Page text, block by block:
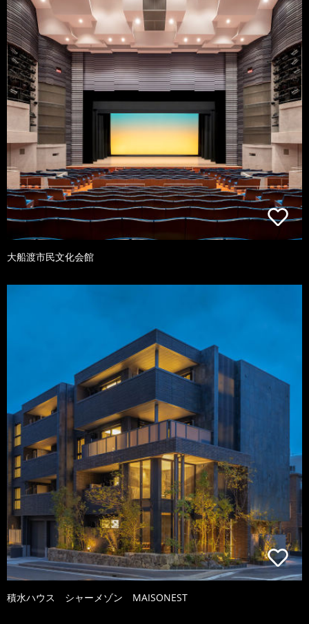
大船渡市民文化会館
積水ハウス シャーメゾン MAISONEST